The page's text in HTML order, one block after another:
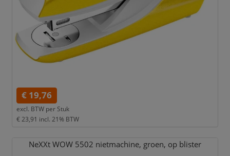
€ 19,76
excl. BTW per Stuk
€ 23,91 incl. 21% BTW
NeXXt WOW 5502 nietmachine, groen, op blister